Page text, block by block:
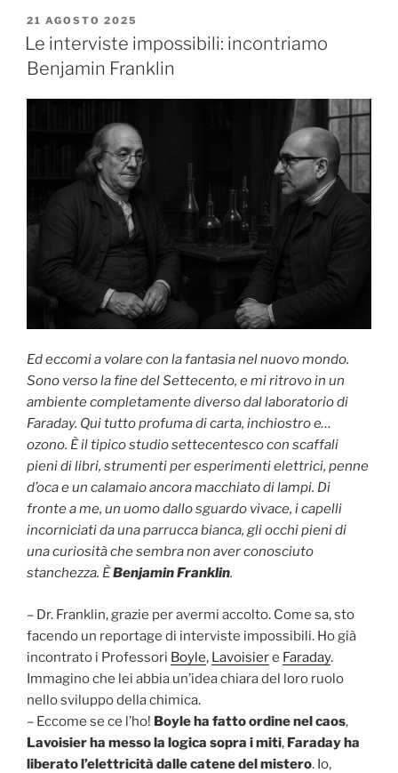
PUBBLICATO
IL
21 AGOSTO 2025
Le interviste impossibili: incontriamo
Benjamin Franklin
Ed eccomi a volare con la fantasia nel nuovo mondo.
Sono verso la fine del Settecento, e mi ritrovo in un
ambiente completamente diverso dal laboratorio di
Faraday. Qui tutto profuma di carta, inchiostro e…
ozono. È il tipico studio settecentesco con scaffali
pieni di libri, strumenti per esperimenti elettrici, penne
d’oca e un calamaio ancora macchiato di lampi. Di
fronte a me, un uomo dallo sguardo vivace, i capelli
incorniciati da una parrucca bianca, gli occhi pieni di
una curiosità che sembra non aver conosciuto
stanchezza. ÈBenjamin Franklin.
– Dr. Franklin, grazie per avermi accolto. Come sa, sto
facendo un reportage di interviste impossibili. Ho già
incontrato i Professori Boyle, Lavoisiere Faraday.
Immagino che lei abbia un’idea chiara del loro ruolo
nello sviluppo della chimica.
– Eccome se ce l’ho! Boyle ha fatto ordine nel caos,
Lavoisier ha messo la logica sopra i miti, Faraday ha
liberato l’elettricità dalle catene del mistero. Io,